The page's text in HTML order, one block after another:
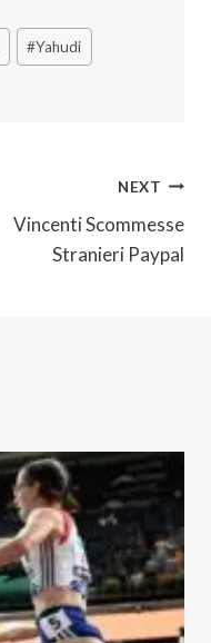
#Yahudi
NEXT
Vincenti Scommesse
Stranieri Paypal